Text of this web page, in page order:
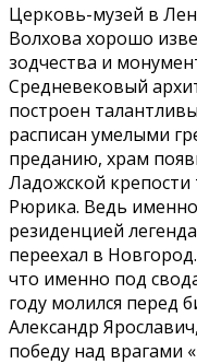
Церковь-музей в
Волхова хорошо
зодчества и
Средневековый
построен
расписан умелыми
преданию, храм
Ладожской крепости
Рюрика. Ведь
резиденцией
переехал в
что именно под
году молился перед
Александр
победу над врагами